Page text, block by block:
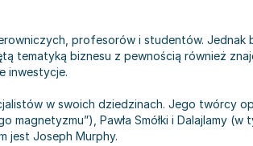
profesorów i studentów. Jednak
tematyką biznesu z pewnością również
inwestycje.
w swoich dziedzinach. Jego twórcy
Pawła Smółki i Dalajlamy (w
jest Joseph Murphy.